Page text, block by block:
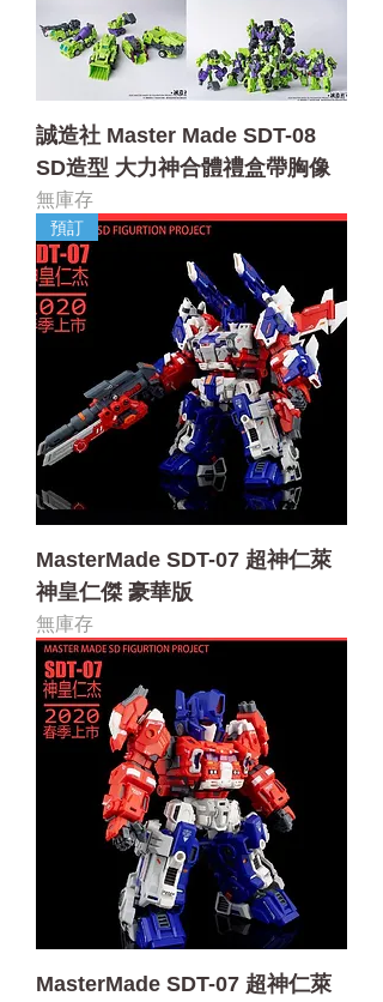
誠造社 Master Made SDT-08
SD造型 大力神合體禮盒帶胸像
無庫存
預訂
MasterMade SDT-07 超神仁萊
神皇仁傑 豪華版
無庫存
MasterMade SDT-07 超神仁萊